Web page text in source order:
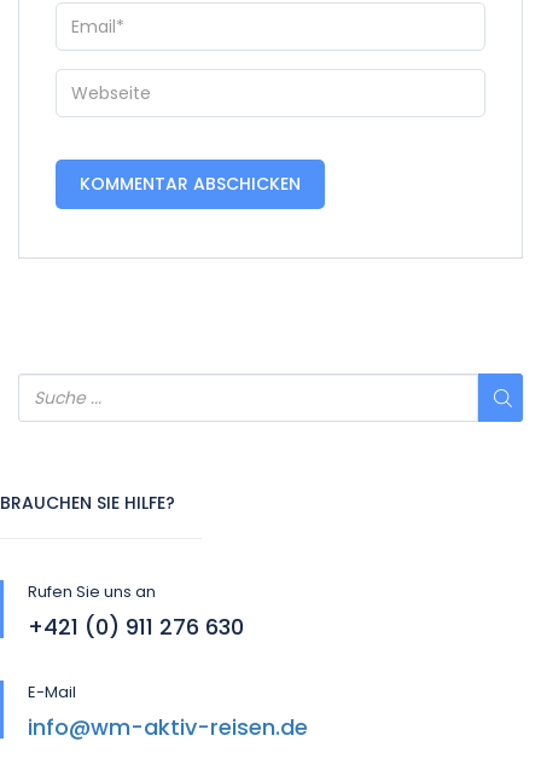
BRAUCHEN SIE HILFE?
Rufen Sie uns an
+421 (0) 911 276 630
E-Mail
info@wm-aktiv-reisen.de